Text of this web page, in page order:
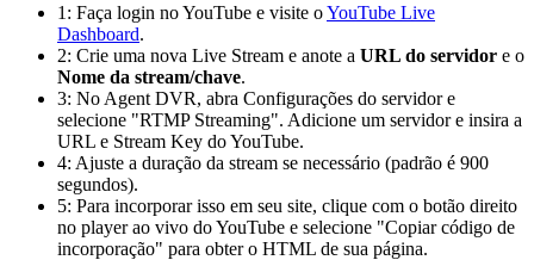
1: Faça login no YouTube e visite oYouTube Live
Dashboard.
2: Crie uma nova Live Stream e anote a URL do servidor e o
Nome da stream/chave.
3: No Agent DVR, abra Configurações do servidor e
selecione "RTMP Streaming". Adicione um servidor e insira a
URL e Stream Key do YouTube.
4: Ajuste a duração da stream se necessário (padrão é 900
segundos).
5: Para incorporar isso em seu site, clique com o botão direito
no player ao vivo do YouTube e selecione "Copiar código de
incorporação" para obter o HTML de sua página.